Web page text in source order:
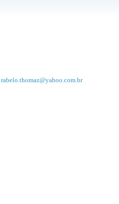
rabelo.thomaz@yahoo.com.br